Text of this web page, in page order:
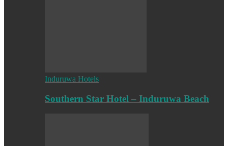
Induruwa Hotels
Southern Star Hotel – Induruwa Beach